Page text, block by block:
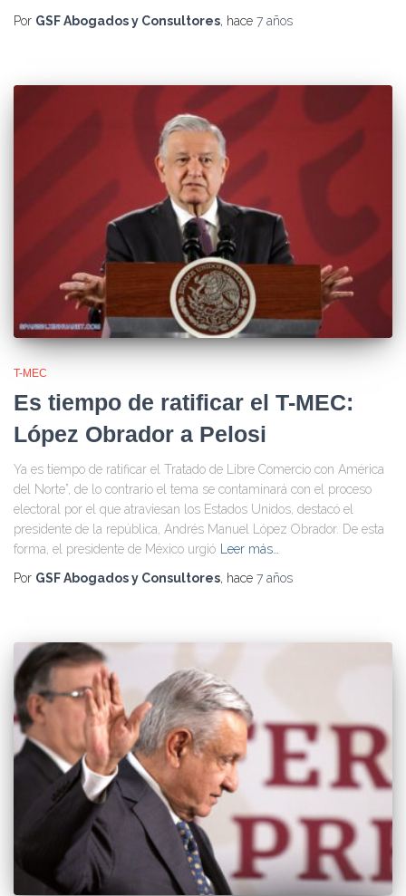
Por GSF Abogados y Consultores, hace 7 años
T-MEC
Es tiempo de ratificar el T-MEC:
López Obrador a Pelosi
Ya es tiempo de ratificar el Tratado de Libre Comercio con América
del Norte”, de lo contrario el tema se contaminará con el proceso
electoral por el que atraviesan los Estados Unidos, destacó el
presidente de la república, Andrés Manuel López Obrador. De esta
forma, el presidente de México urgió
Leer más…
Por GSF Abogados y Consultores, hace 7 años